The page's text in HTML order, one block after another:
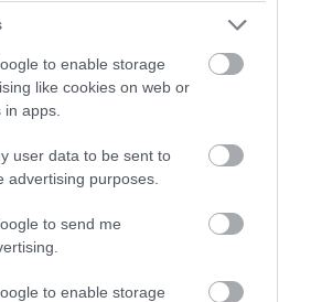
to enable storage
like cookies on web or
apps.
user data to be sent to
advertising purposes.
to send me
to enable storage
οπαδών πριν
– ΤΣΣΚΑ